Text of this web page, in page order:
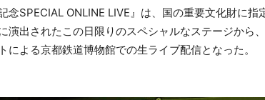
念SPECIAL ONLINE LIVE』は、国の重要文化財に
演出されたこの日限りのスペシャルなステージから
による京都鉄道博物館での生ライブ配信となった。